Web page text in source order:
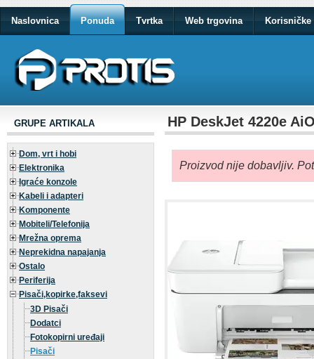
Naslovnica Ponuda Tvrtka Web trgovina Korisničke
GRUPE ARTIKALA
Dom, vrt i hobi
Elektronika
Igraće konzole
Kabeli i adapteri
Komponente
Mobiteli/Telefonija
Mrežna oprema
Neprekidna napajanja
Ostalo
Periferija
Pisači,kopirke,faksevi
3D Pisači
Dodatci
Fotokopirni uređaji
Pisači
HP DeskJet 4220e
Proizvod nije dobavljiv.